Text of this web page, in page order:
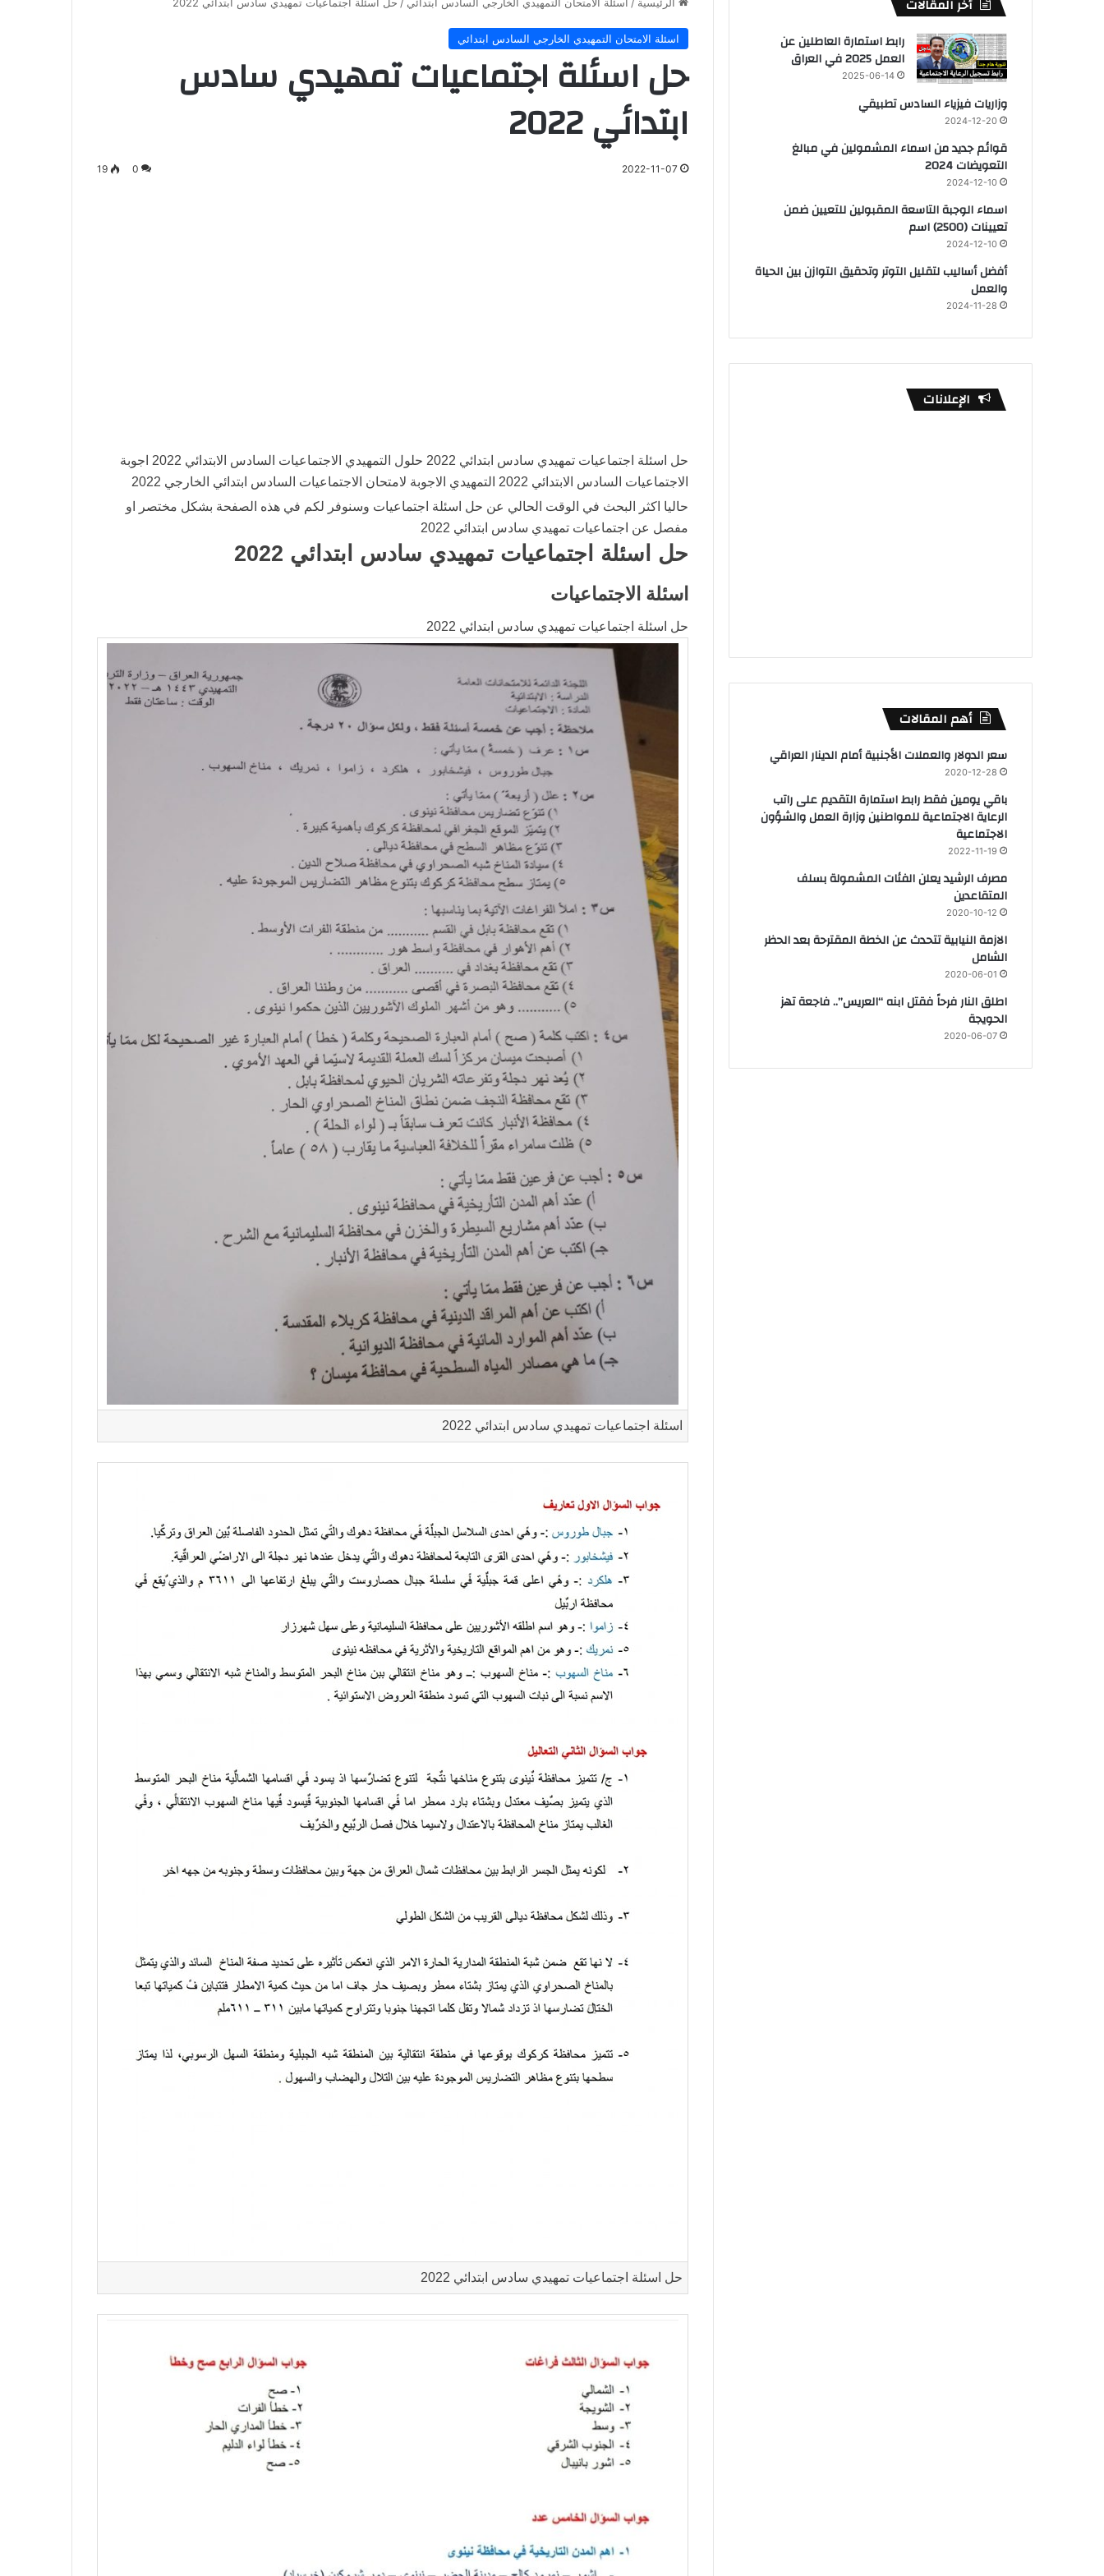
اسئلة الامتحان التمهيدي الخارجي السادس ابتدائي
حل اسئلة اجتماعيات تمهيدي سادس
ابتدائي 2022
2022-11-07
0
19
حل اسئلة اجتماعيات تمهيدي سادس ابتدائي 2022 حلول التمهيدي الاجتماعيات السادس الابتدائي 2022 اجوبة
الاجتماعيات السادس الابتدائي 2022 التمهيدي الاجوبة لامتحان الاجتماعيات السادس ابتدائي الخارجي 2022
حاليا اكثر البحث في الوقت الحالي عن حل اسئلة اجتماعيات وسنوفر لكم في هذه الصفحة بشكل مختصر او
مفصل عن اجتماعيات تمهيدي سادس ابتدائي 2022
حل اسئلة اجتماعيات تمهيدي سادس ابتدائي 2022
اسئلة الاجتماعيات
حل اسئلة اجتماعيات تمهيدي سادس ابتدائي 2022
اسئلة اجتماعيات تمهيدي سادس ابتدائي 2022
حل اسئلة اجتماعيات تمهيدي سادس ابتدائي 2022
أخر المقالات
رابط استمارة العاطلين عن
العمل 2025 في العراق
2025-06-14
وزاريات فيزياء السادس تطبيقي
2024-12-20
قوائم جديد من اسماء المشمولين في مبالغ
التعويضات 2024
2024-12-10
اسماء الوجبة التاسعة المقبولين للتعيين ضمن
تعيينات (2500) اسم
2024-12-10
أفضل أساليب لتقليل التوتر وتحقيق التوازن بين الحياة
والعمل
2024-11-28
الإعلانات
أهم المقالات
سعر الدولار والعملات الأجنبية أمام الدينار العراقي
2020-12-28
باقي يومين فقط رابط استمارة التقديم على راتب
الرعاية الاجتماعية للمواطنين وزارة العمل والشؤون
الاجتماعية
2022-11-19
مصرف الرشيد يعلن الفئات المشمولة بسلف
المتقاعدين
2020-10-12
الازمة النيابية تتحدث عن الخطة المقترحة بعد الحظر
الشامل
2020-06-01
اطلق النار فرحاً فقتل ابنه “العريس”.. فاجعة تهز
الحويجة
2020-06-07